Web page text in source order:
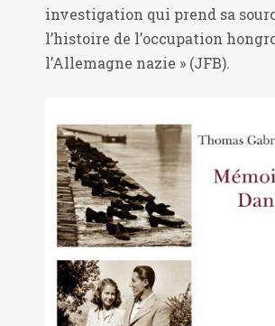
investigation qui prend sa
l’histoire de l’occupation
l’Allemagne nazie » (JFB).